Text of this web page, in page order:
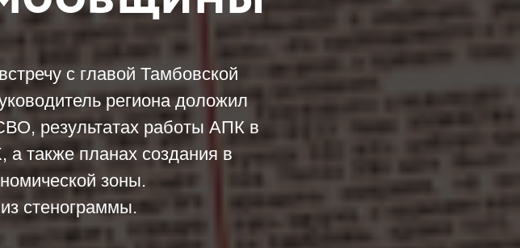
с главой Тамбовской
региона доложил
результатах работы АПК в
а также планах создания в
зоны.
стенограммы.